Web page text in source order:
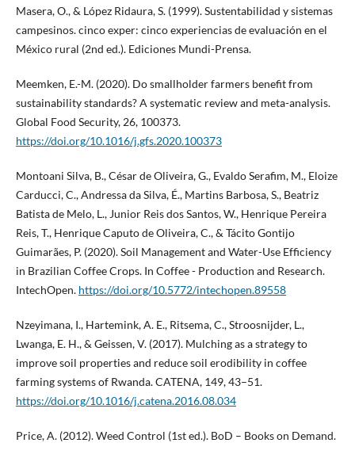
Masera, O., & López Ridaura, S. (1999). Sustentabilidad y sistemas
campesinos. cinco exper: cinco experiencias de evaluación en el
México rural (2nd ed.). Ediciones Mundi-Prensa.
Meemken, E.-M. (2020). Do smallholder farmers benefit from
sustainability standards? A systematic review and meta-analysis.
Global Food Security, 26, 100373.
https://doi.org/10.1016/j.gfs.2020.100373
Montoani Silva, B., César de Oliveira, G., Evaldo Serafim, M., Eloize
Carducci, C., Andressa da Silva, É., Martins Barbosa, S., Beatriz
Batista de Melo, L., Junior Reis dos Santos, W., Henrique Pereira
Reis, T., Henrique Caputo de Oliveira, C., & Tácito Gontijo
Guimarães, P. (2020). Soil Management and Water-Use Efficiency
in Brazilian Coffee Crops. In Coffee - Production and Research.
IntechOpen. https://doi.org/10.5772/intechopen.89558
Nzeyimana, I., Hartemink, A. E., Ritsema, C., Stroosnijder, L.,
Lwanga, E. H., & Geissen, V. (2017). Mulching as a strategy to
improve soil properties and reduce soil erodibility in coffee
farming systems of Rwanda. CATENA, 149, 43–51.
https://doi.org/10.1016/j.catena.2016.08.034
Price, A. (2012). Weed Control (1st ed.). BoD – Books on Demand.